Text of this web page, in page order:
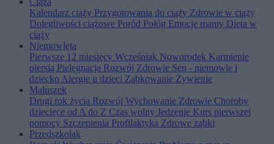
Kalendarz ciąży Przygotowania do ciąży Zdrowie w ciąży
Dolegliwości ciążowe Poród Połóg Emocje mamy Dieta w
ciąży
Niemowlęta
Pierwsze 12 miesięcy Wcześniak Noworodek Karmienie
piersią Pielęgnacja Rozwój Zdrowie Sen - niemowlę i
dziecko Alergie u dzieci Ząbkowanie Żywienie
Maluszek
Drugi rok życia Rozwój Wychowanie Zdrowie Choroby
dziecięce od A do Z Czas wolny Jedzenie Kurs pierwszej
pomocy Szczepienia Profilaktyka Zdrowe ząbki
Przedszkolak